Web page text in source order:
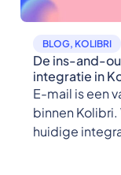
BLOG, KOLIBRI
De ins-and-
integratie in
E-mail is een
binnen
huidige